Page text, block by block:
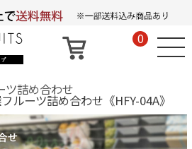
0
ツ詰め合わせ
ルーツ詰め合わせ《HFY-04A》